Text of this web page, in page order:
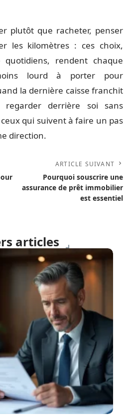
plutôt que racheter, penser
les kilomètres : ces choix,
quotidiens, rendent chaque
lourd à porter pour
la dernière caisse franchit
derrière soi sans
qui suivent à faire un pas
direction.
ARTICLE SUIVANT
Pourquoi souscrire une
assurance de prêt immobilier
est essentiel
articles